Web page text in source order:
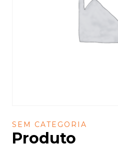
SEM CATEGORIA
Produto